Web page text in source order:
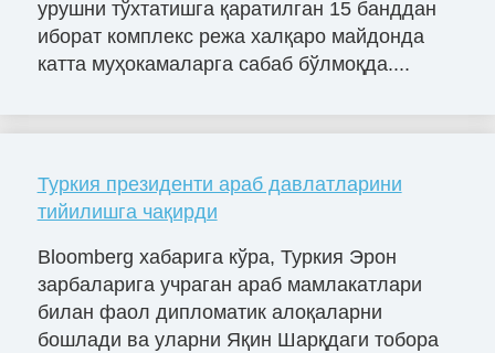
урушни тўхтатишга қаратилган 15 банддан
иборат комплекс режа халқаро майдонда
катта муҳокамаларга сабаб бўлмоқда....
Туркия президенти араб давлатларини
тийилишга чақирди
Bloomberg хабарига кўра, Туркия Эрон
зарбаларига учраган араб мамлакатлари
билан фаол дипломатик алоқаларни
бошлади ва уларни Яқин Шарқдаги тобора